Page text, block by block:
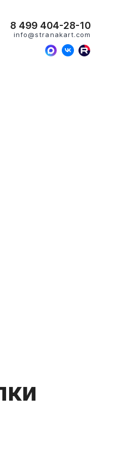
8 499 404-28-10
info@stranakart.com